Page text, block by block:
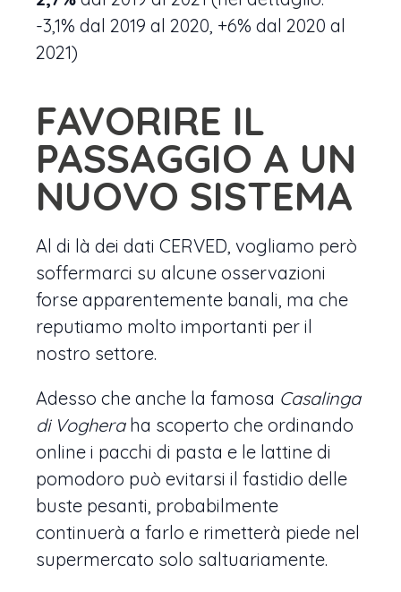
-3,1% dal 2019 al 2020, +6% dal 2020 al
2021)
FAVORIRE IL
PASSAGGIO A UN
NUOVO SISTEMA
Al di là dei dati CERVED, vogliamo però
soffermarci su alcune osservazioni
forse apparentemente banali, ma che
reputiamo molto importanti per il
nostro settore.
Adesso che anche la famosa Casalinga
di Vogheraha scoperto che ordinando
online i pacchi di pasta e le lattine di
pomodoro può evitarsi il fastidio delle
buste pesanti, probabilmente
continuerà a farlo e rimetterà piede nel
supermercato solo saltuariamente.